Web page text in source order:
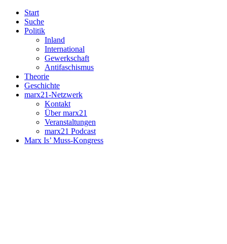
Start
Suche
Politik
Inland
International
Gewerkschaft
Antifaschismus
Theorie
Geschichte
marx21-Netzwerk
Kontakt
Über marx21
Veranstaltungen
marx21 Podcast
Marx Is’ Muss-Kongress